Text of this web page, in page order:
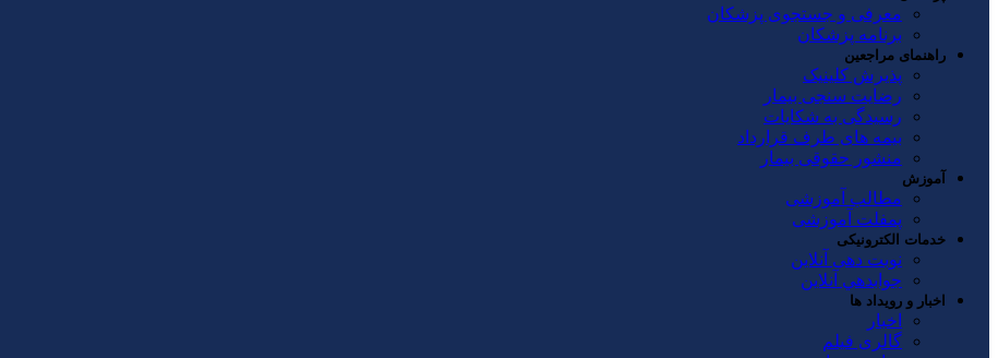
معرفی و جستجوی پزشکان
برنامه پزشکان
راهنمای مراجعین
پذیرش کلینیک
رضایت سنجی بیمار
رسیدگی به شکایات
بیمه های طرف قرارداد
منشور حقوقی بیمار
آموزش
مطالب آموزشی
پمفلت آموزشی
خدمات الکترونیکی
نوبت دهی آنلاین
جوابدهي آنلاين
اخبار و رویداد ها
اخبار
گالری فیلم